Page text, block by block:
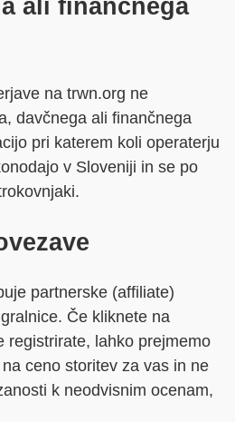
ali finančnega
na trwn.org ne
davčnega ali finančnega
pri katerem koli operaterju
v Sloveniji in se po
partnerske (affiliate)
Če kliknete na
registrirate, lahko prejmemo
ceno storitev za vas in ne
k neodvisnim ocenam,